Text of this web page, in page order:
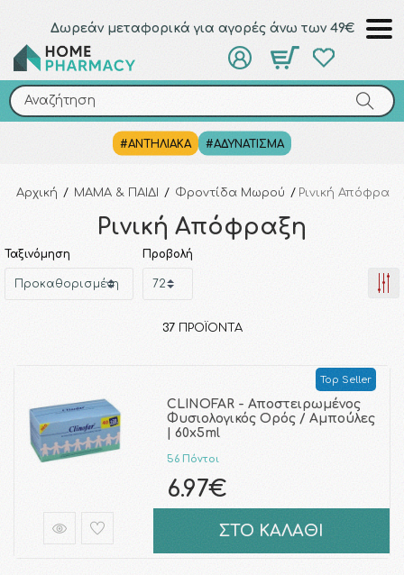
Δωρεάν μεταφορικά για αγορές άνω των 49€
Αναζήτηση
#ΑΝΤΗΛΙΑΚΑ #ΑΔΥΝΑΤΙΣΜΑ
Αναζήτηση
Αρχική / ΜΑΜΑ & ΠΑΙΔΙ / Φροντίδα Μωρού / Ρινική Απόφραξη
Ρινική Απόφραξη
Ταξινόμηση Προβολή
37ΠΡΟΪΌΝΤΑ
Top Seller
CLINOFAR - Αποστειρωμένος
Φυσιολογικός Ορός / Aμπούλες
| 60x5ml
56 Πόντοι
6.97€
ΣΤΟ ΚΑΛΑΘΙ